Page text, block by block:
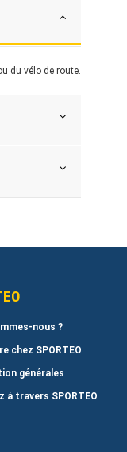
du vélo de route.
nous ?
chez SPORTEO
générales
à travers SPORTEO